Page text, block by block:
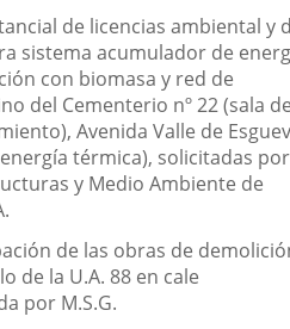
de licencias ambiental y
sistema acumulador de
con biomasa y red de
del Cementerio nº 22 (sala
Avenida Valle de
térmica), solicitadas por
y Medio Ambiente de
de las obras de
de la U.A. 88 en cale
por M.S.G.